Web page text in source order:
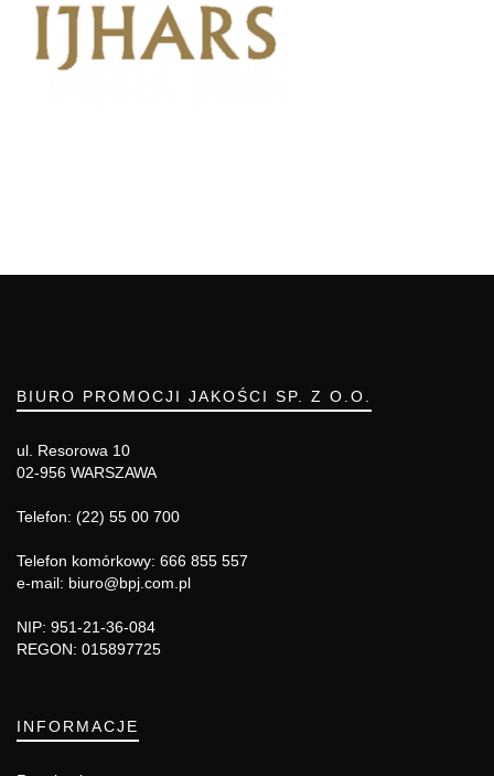
BIURO PROMOCJI JAKOŚCI SP. Z O.O.
ul. Resorowa 10
02-956 WARSZAWA
Telefon: (22) 55 00 700
Telefon komórkowy: 666 855 557
e-mail: biuro@bpj.com.pl
NIP: 951-21-36-084
REGON: 015897725
INFORMACJE